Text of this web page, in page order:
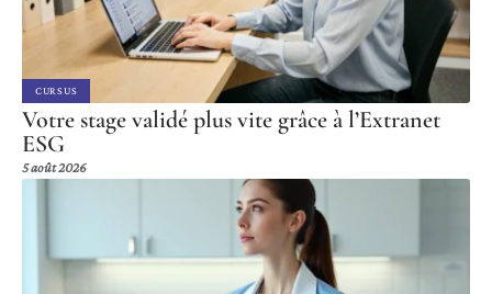
CURSUS
Votre stage validé plus vite grâce à l’Extranet
ESG
5 août 2026